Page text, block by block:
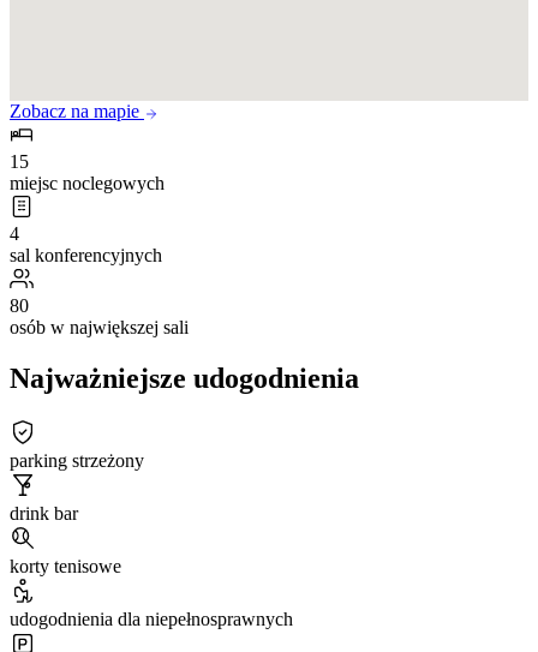
Zobacz na mapie
15
miejsc noclegowych
4
sal konferencyjnych
80
osób w największej sali
Najważniejsze udogodnienia
parking strzeżony
drink bar
korty tenisowe
udogodnienia dla niepełnosprawnych